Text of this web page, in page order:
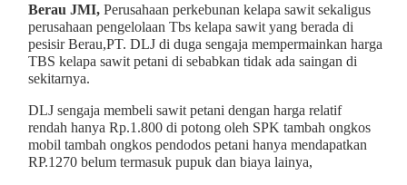
Berau JMI, Perusahaan perkebunan kelapa sawit sekaligus
perusahaan pengelolaan Tbs kelapa sawit yang berada di
pesisir Berau,PT. DLJ di duga sengaja mempermainkan harga
TBS kelapa sawit petani di sebabkan tidak ada saingan di
sekitarnya.
DLJ sengaja membeli sawit petani dengan harga relatif
rendah hanya Rp.1.800 di potong oleh SPK tambah ongkos
mobil tambah ongkos pendodos petani hanya mendapatkan
RP.1270 belum termasuk pupuk dan biaya lainya,